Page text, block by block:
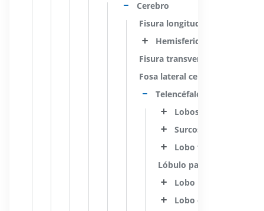
Cerebro
Fisura longitudinal cerebral
Hemisferio cerebral
Fisura transversa cerebral
Fosa lateral cerebral
Telencéfalo
Lobos cerebrales
Surcos interlobares
Lobo frontal
Lóbulo paracentral
Lobo parietal
Lobo occipital